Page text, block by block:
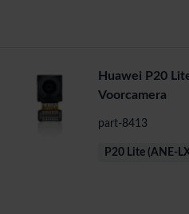
Huawei P20
Voorcamera
part-8413
P20 Lite (ANE-